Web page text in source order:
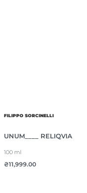
FILIPPO SORCINELLI
UNUM____ RELIQVIA
100 ml
₴11,999.00